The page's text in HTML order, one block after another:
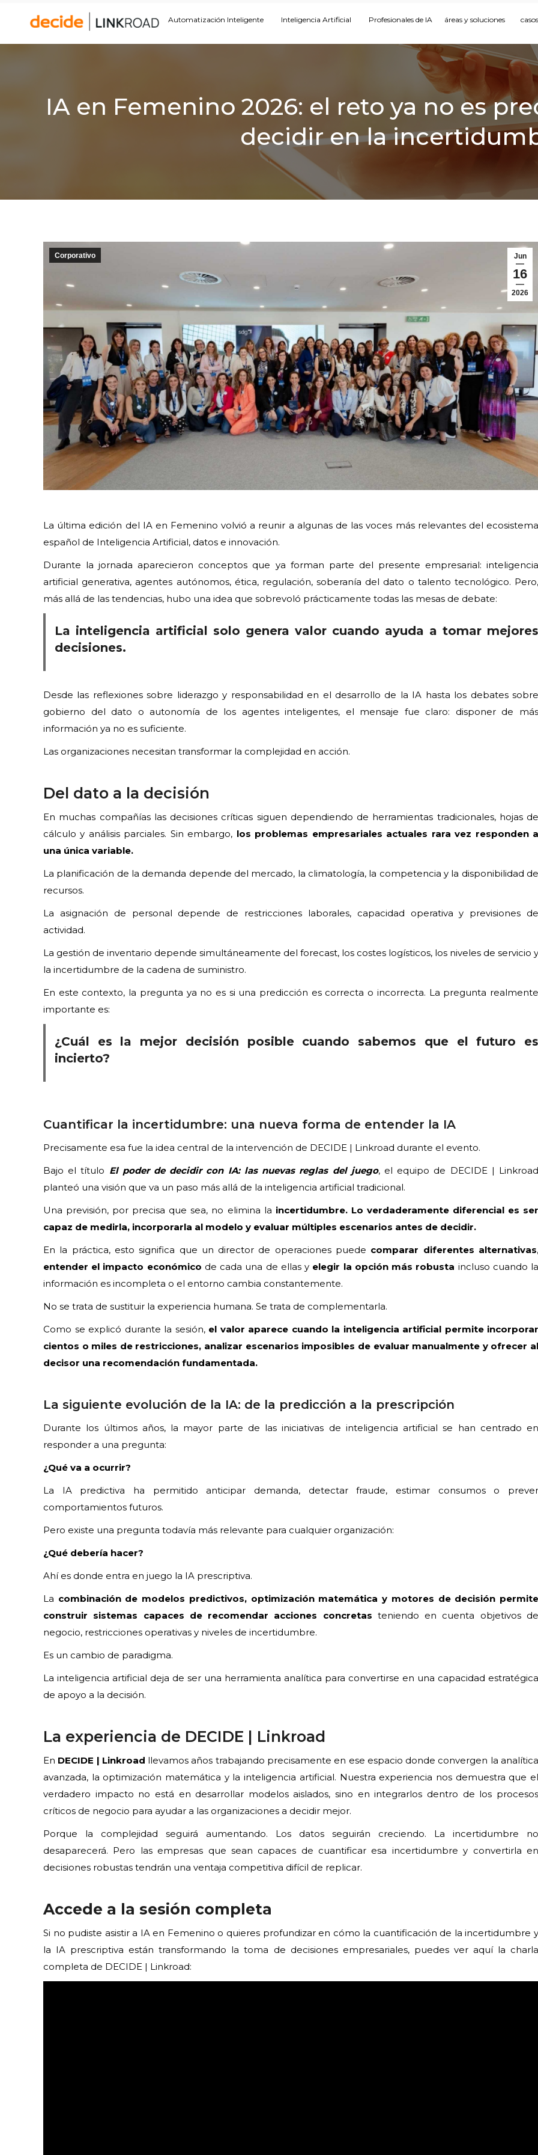
Automatización Inteligente Inteligencia Artificial Profesionales de IA áreas y soluciones
IA en Femenino 2026: el reto ya no es
decidir en la
Jun
16
2026
Corporativo
La última edición del IA en Femenino volvió a reunir a algunas de las voces más relevantes del ecosistema
español de Inteligencia Artificial, datos e innovación.
Durante la jornada aparecieron conceptos que ya forman parte del presente empresarial: inteligencia
artificial generativa, agentes autónomos, ética, regulación, soberanía del dato o talento tecnológico. Pero,
más allá de las tendencias, hubo una idea que sobrevoló prácticamente todas las mesas de debate:
La inteligencia artificial solo genera valor cuando ayuda a tomar mejores
decisiones.
Desde las reflexiones sobre liderazgo y responsabilidad en el desarrollo de la IA hasta los debates sobre
gobierno del dato o autonomía de los agentes inteligentes, el mensaje fue claro: disponer de más
información ya no es suficiente.
Las organizaciones necesitan transformar la complejidad en acción.
Del dato a la decisión
En muchas compañías las decisiones críticas siguen dependiendo de herramientas tradicionales, hojas de
cálculo y análisis parciales. Sin embargo, los problemas empresariales actuales rara vez responden a
una única variable.
La planificación de la demanda depende del mercado, la climatología, la competencia y la disponibilidad de
recursos.
La asignación de personal depende de restricciones laborales, capacidad operativa y previsiones de
actividad.
La gestión de inventario depende simultáneamente del forecast, los costes logísticos, los niveles de servicio y
la incertidumbre de la cadena de suministro.
En este contexto, la pregunta ya no es si una predicción es correcta o incorrecta. La pregunta realmente
importante es:
¿Cuál es la mejor decisión posible cuando sabemos que el futuro es
incierto?
Cuantificar la incertidumbre: una nueva forma de entender la IA
Precisamente esa fue la idea central de la intervención de DECIDE | Linkroad durante el evento.
Bajo el título El poder de decidir con IA: las nuevas reglas del juego, el equipo de DECIDE | Linkroad
planteó una visión que va un paso más allá de la inteligencia artificial tradicional.
Una previsión, por precisa que sea, no elimina la incertidumbre. Lo verdaderamente diferencial es ser
capaz de medirla, incorporarla al modelo y evaluar múltiples escenarios antes de decidir.
En la práctica, esto significa que un director de operaciones puede comparar diferentes alternativas,
entender el impacto económico de cada una de ellas y elegir la opción más robusta incluso cuando la
información es incompleta o el entorno cambia constantemente.
No se trata de sustituir la experiencia humana. Se trata de complementarla.
Como se explicó durante la sesión, el valor aparece cuando la inteligencia artificial permite incorporar
cientos o miles de restricciones, analizar escenarios imposibles de evaluar manualmente y ofrecer al
decisor una recomendación fundamentada.
La siguiente evolución de la IA: de la predicción a la prescripción
Durante los últimos años, la mayor parte de las iniciativas de inteligencia artificial se han centrado en
responder a una pregunta:
¿Qué va a ocurrir?
La IA predictiva ha permitido anticipar demanda, detectar fraude, estimar consumos o prever
comportamientos futuros.
Pero existe una pregunta todavía más relevante para cualquier organización:
¿Qué debería hacer?
Ahí es donde entra en juego la IA prescriptiva.
La combinación de modelos predictivos, optimización matemática y motores de decisión permite
construir sistemas capaces de recomendar acciones concretas teniendo en cuenta objetivos de
negocio, restricciones operativas y niveles de incertidumbre.
Es un cambio de paradigma.
La inteligencia artificial deja de ser una herramienta analítica para convertirse en una capacidad estratégica
de apoyo a la decisión.
La experiencia de DECIDE | Linkroad
En DECIDE | Linkroad llevamos años trabajando precisamente en ese espacio donde convergen la analítica
avanzada, la optimización matemática y la inteligencia artificial. Nuestra experiencia nos demuestra que el
verdadero impacto no está en desarrollar modelos aislados, sino en integrarlos dentro de los procesos
críticos de negocio para ayudar a las organizaciones a decidir mejor.
Porque la complejidad seguirá aumentando. Los datos seguirán creciendo. La incertidumbre no
desaparecerá. Pero las empresas que sean capaces de cuantificar esa incertidumbre y convertirla en
decisiones robustas tendrán una ventaja competitiva difícil de replicar.
Accede a la sesión completa
Si no pudiste asistir a IA en Femenino o quieres profundizar en cómo la cuantificación de la incertidumbre y
la IA prescriptiva están transformando la toma de decisiones empresariales, puedes ver aquí la charla
completa de DECIDE | Linkroad: